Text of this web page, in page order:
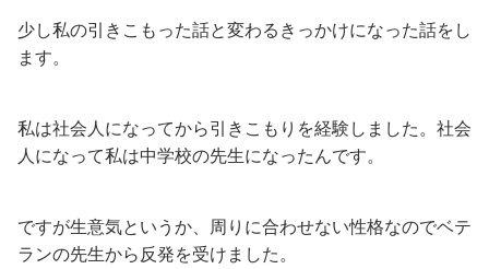
少し私の引きこもった話と変わるきっかけになった話をし
ます。
私は社会人になってから引きこもりを経験しました。社会
人になって私は中学校の先生になったんです。
ですが生意気というか、周りに合わせない性格なのでベテ
ランの先生から反発を受けました。